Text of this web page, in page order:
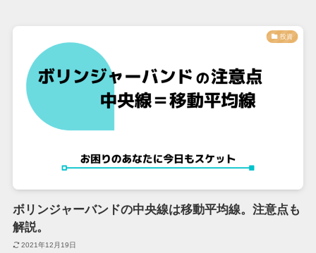
投資
ボリンジャーバンドの中央線は移動平均線。注意点も
解説。
2021年12月19日